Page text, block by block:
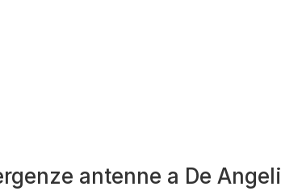
antenne a De